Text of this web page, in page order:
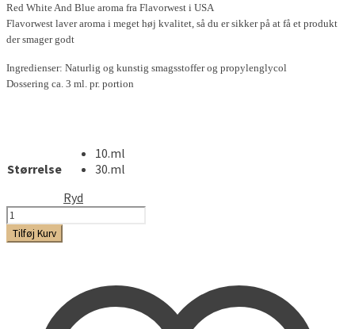
til
kr. 49,00
Red White And Blue aroma fra Flavorwest i USA
Flavorwest laver aroma i meget høj kvalitet, så du er sikker på at få et produkt
der smager godt
Ingredienser: Naturlig og kunstig smagsstoffer og propylenglycol
Dossering ca. 3 ml. pr. portion
Størrelse
10.ml
30.ml
Ryd
Red
White
And
Tilføj Kurv